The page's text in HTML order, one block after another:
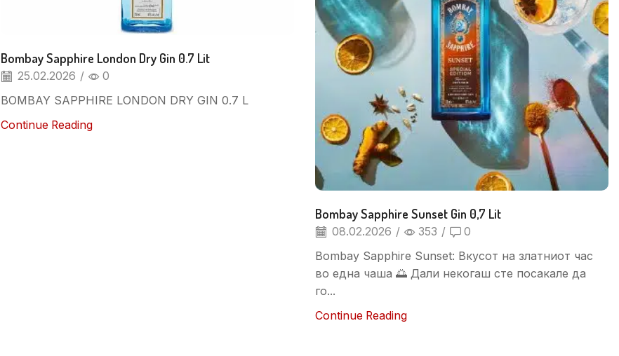
Bombay Sapphire London Dry Gin 0.7 Lit
25.02.2026 / 0
BOMBAY SAPPHIRE LONDON DRY GIN 0.7 L
Continue Reading
Bombay Sapphire Sunset Gin 0,7 Lit
08.02.2026 / 353 / 0
Bombay Sapphire Sunset: Вкусот на златниот час
во една чаша 🌅 Дали некогаш сте посакале да
го...
Continue Reading